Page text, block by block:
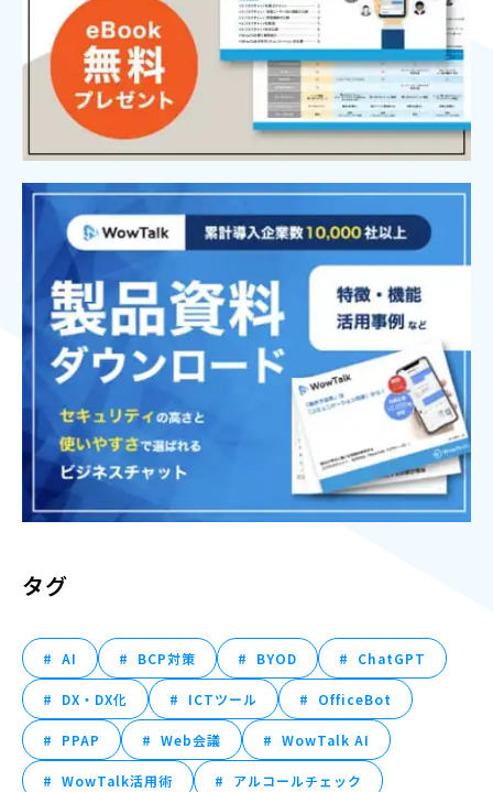
タグ
AI BCP対策 BYOD ChatGPT
DX・DX化 ICTツール OfficeBot
PPAP Web会議 WowTalk AI
WowTalk活用術 アルコールチェック